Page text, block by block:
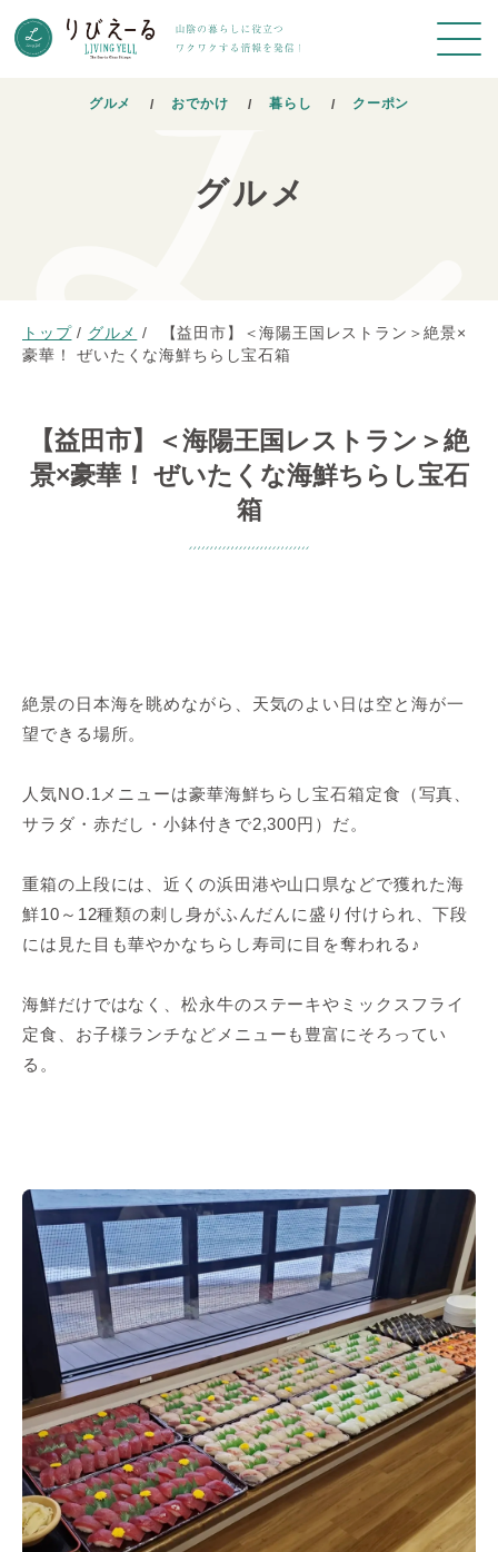
グルメ おでかけ 暮らし クーポン
グルメ
トップ / グルメ /
【益田市】＜海陽王国レストラン＞絶景×
豪華！ ぜいたくな海鮮ちらし宝石箱
【益田市】＜海陽王国レストラン＞絶
景×豪華！ ぜいたくな海鮮ちらし宝石
箱
絶景の日本海を眺めながら、天気のよい日は空と海が一
望できる場所。
人気NO.1メニューは豪華海鮮ちらし宝石箱定食（写真、
サラダ・赤だし・小鉢付きで2,300円）だ。
重箱の上段には、近くの浜田港や山口県などで獲れた海
鮮10～12種類の刺し身がふんだんに盛り付けられ、下段
には見た目も華やかなちらし寿司に目を奪われる♪
海鮮だけではなく、松永牛のステーキやミックスフライ
定食、お子様ランチなどメニューも豊富にそろってい
る。